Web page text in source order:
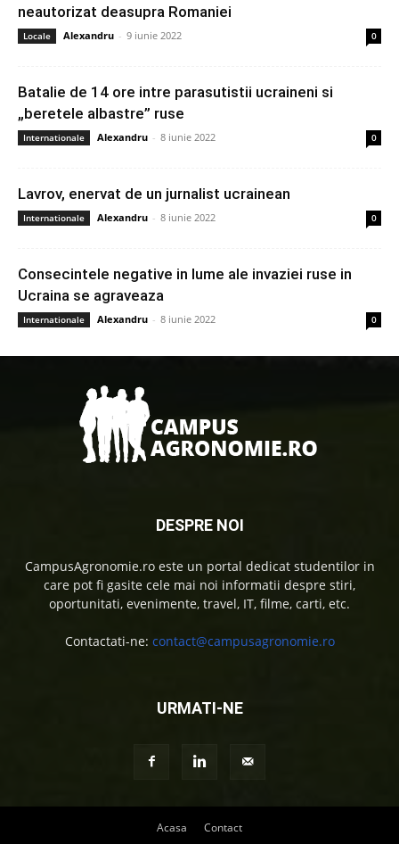
neautorizat deasupra Romaniei
Locale Alexandru - 9 iunie 2022 0
Batalie de 14 ore intre parasutistii ucraineni si
„beretele albastre” ruse
Internationale Alexandru - 8 iunie 2022 0
Lavrov, enervat de un jurnalist ucrainean
Internationale Alexandru - 8 iunie 2022 0
Consecintele negative in lume ale invaziei ruse in
Ucraina se agraveaza
Internationale Alexandru - 8 iunie 2022 0
DESPRE NOI
CampusAgronomie.ro este un portal dedicat studentilor in
care pot fi gasite cele mai noi informatii despre stiri,
oportunitati, evenimente, travel, IT, filme, carti, etc.
Contactati-ne: contact@campusagronomie.ro
URMATI-NE
Acasa Contact